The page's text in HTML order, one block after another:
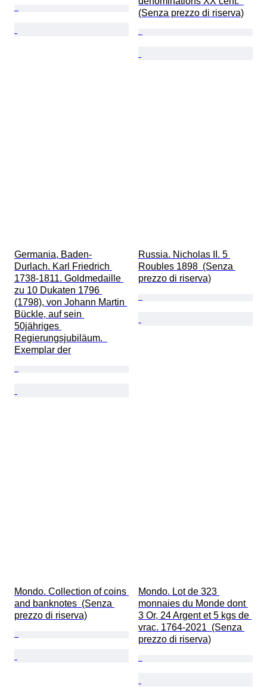
(Senza prezzo di riserva)
Germania, Baden-
Durlach. Karl Friedrich
1738-1811. Goldmedaille
zu 10 Dukaten 1796
(1798), von Johann Martin
Bückle, auf sein
50jähriges
Regierungsjubiläum.
Exemplar der
Russia. Nicholas II. 5
Roubles 1898  (Senza
prezzo di riserva)
Mondo. Collection of coins
and banknotes  (Senza
prezzo di riserva)
Mondo. Lot de 323
monnaies du Monde dont
3 Or, 24 Argent et 5 kgs de
vrac. 1764-2021  (Senza
prezzo di riserva)